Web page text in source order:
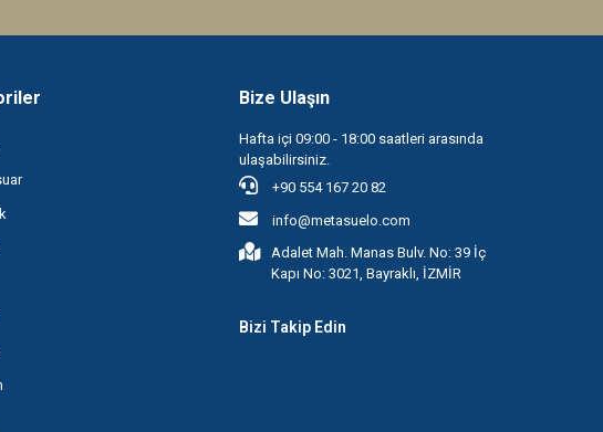
Bize Ulaşın
Hafta içi 09:00 - 18:00 saatleri arasında
ulaşabilirsiniz.
+90 554 167 20 82
info@metasuelo.com
Adalet Mah. Manas Bulv. No: 39 İç
Kapı No: 3021, Bayraklı, İZMİR
Bizi Takip Edin